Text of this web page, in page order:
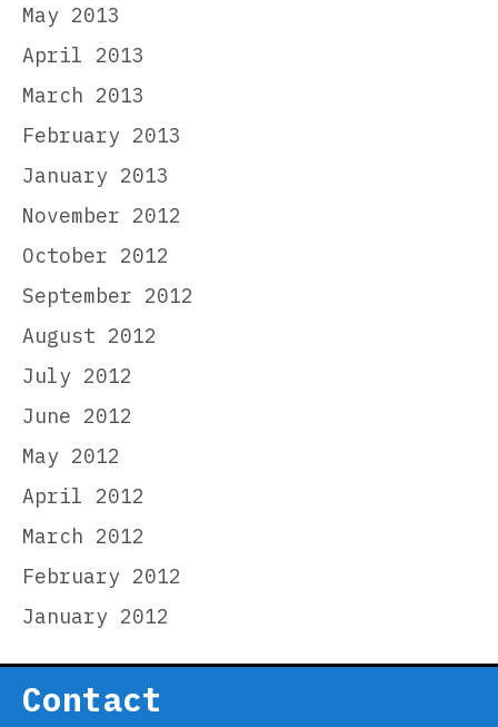
May 2013
April 2013
March 2013
February 2013
January 2013
November 2012
October 2012
September 2012
August 2012
July 2012
June 2012
May 2012
April 2012
March 2012
February 2012
January 2012
Contact